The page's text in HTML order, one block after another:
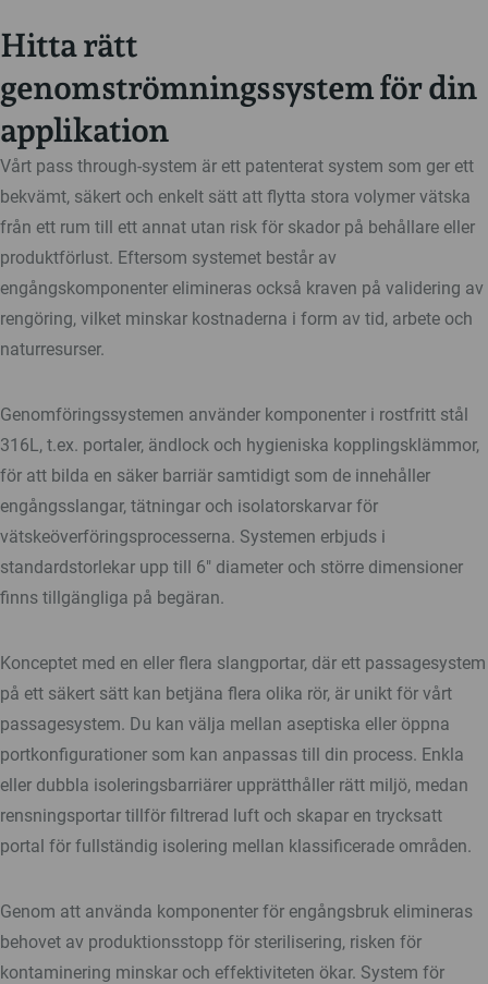
Hitta rätt
genomströmningssystem för din
applikation
Vårt pass through-system är ett patenterat system som ger ett
bekvämt, säkert och enkelt sätt att flytta stora volymer vätska
från ett rum till ett annat utan risk för skador på behållare eller
produktförlust. Eftersom systemet består av
engångskomponenter elimineras också kraven på validering av
rengöring, vilket minskar kostnaderna i form av tid, arbete och
naturresurser.
Genomföringssystemen använder komponenter i rostfritt stål
316L, t.ex. portaler, ändlock och hygieniska kopplingsklämmor,
för att bilda en säker barriär samtidigt som de innehåller
engångsslangar, tätningar och isolatorskarvar för
vätskeöverföringsprocesserna. Systemen erbjuds i
standardstorlekar upp till 6" diameter och större dimensioner
finns tillgängliga på begäran.
Konceptet med en eller flera slangportar, där ett passagesystem
på ett säkert sätt kan betjäna flera olika rör, är unikt för vårt
passagesystem. Du kan välja mellan aseptiska eller öppna
portkonfigurationer som kan anpassas till din process. Enkla
eller dubbla isoleringsbarriärer upprätthåller rätt miljö, medan
rensningsportar tillför filtrerad luft och skapar en trycksatt
portal för fullständig isolering mellan klassificerade områden.
Genom att använda komponenter för engångsbruk elimineras
behovet av produktionsstopp för sterilisering, risken för
kontaminering minskar och effektiviteten ökar. System för